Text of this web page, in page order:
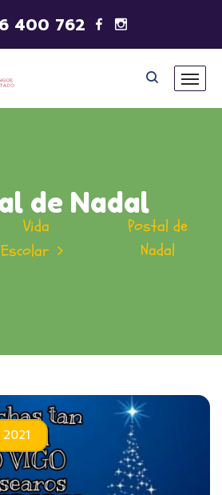
400 762
de Nadal
Vida
Escolar
Postal de
Nadal